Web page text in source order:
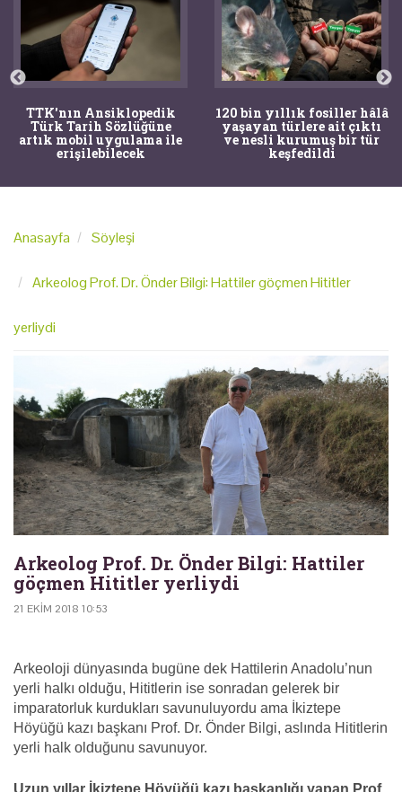
TTK'nın Ansiklopedik
Türk Tarih Sözlüğüne
artık mobil uygulama ile
erişilebilecek
120 bin yıllık fosiller hâlâ
yaşayan türlere ait çıktı
ve nesli kurumuş bir tür
keşfedildi
Anasayfa Söyleşi
Arkeolog Prof. Dr. Önder Bilgi: Hattiler göçmen Hititler
yerliydi
Arkeolog Prof. Dr. Önder Bilgi: Hattiler
göçmen Hititler yerliydi
21 EKIM 2018 10:53
Arkeoloji dünyasında bugüne dek Hattilerin Anadolu’nun
yerli halkı olduğu, Hititlerin ise sonradan gelerek bir
imparatorluk kurdukları savunuluyordu ama İkiztepe
Höyüğü kazı başkanı Prof. Dr. Önder Bilgi, aslında Hititlerin
yerli halk olduğunu savunuyor.